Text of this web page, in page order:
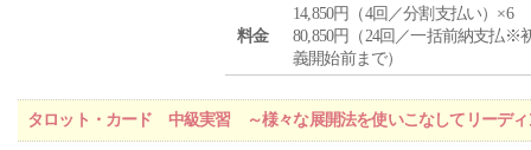
料金
14,850円（4回／分割支払い）×6
80,850円（24回／一括前納支払※
義開始前まで）
タロット・カード 中級実習 ～様々な展開法を使いこなしてリーディ